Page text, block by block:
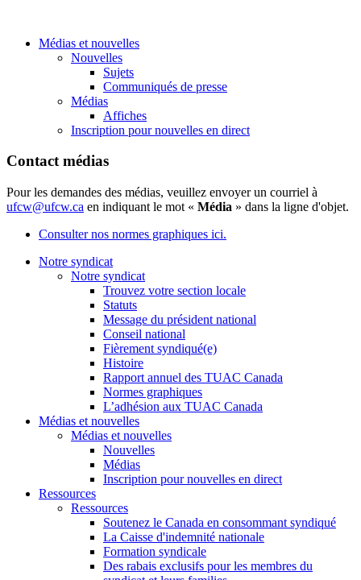
Médias et nouvelles
Nouvelles
Sujets
Communiqués de presse
Médias
Affiches
Inscription pour nouvelles en direct
Contact médias
Pour les demandes des médias, veuillez envoyer un courriel à
ufcw@ufcw.ca en indiquant le mot « Média » dans la ligne d'objet.
Consulter nos normes graphiques ici.
Notre syndicat
Notre syndicat
Trouvez votre section locale
Statuts
Message du président national
Conseil national
Fièrement syndiqué(e)
Histoire
Rapport annuel des TUAC Canada
Normes graphiques
L’adhésion aux TUAC Canada
Médias et nouvelles
Médias et nouvelles
Nouvelles
Médias
Inscription pour nouvelles en direct
Ressources
Ressources
Soutenez le Canada en consommant syndiqué
La Caisse d'indemnité nationale
Formation syndicale
Des rabais exclusifs pour les membres du